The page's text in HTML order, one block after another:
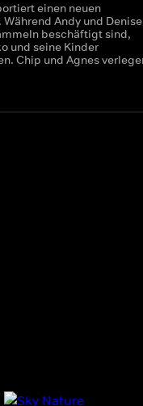
einen neuen
Während Andy und Denise
beschäftigt sind,
und seine Kinder
Chip und Agnes